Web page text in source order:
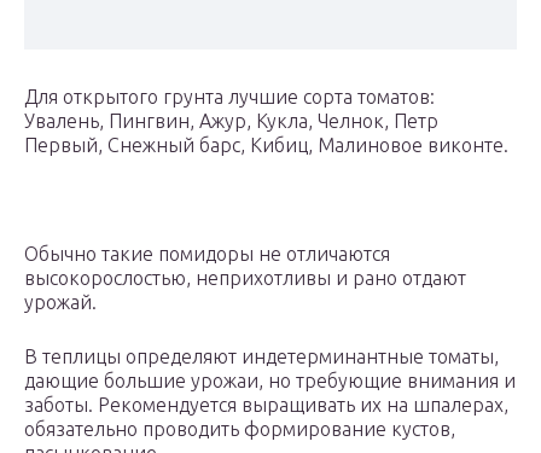
Для открытого грунта лучшие сорта томатов:
Увалень, Пингвин, Ажур, Кукла, Челнок, Петр
Первый, Снежный барс, Кибиц, Малиновое виконте.
Обычно такие помидоры не отличаются
высокорослостью, неприхотливы и рано отдают
урожай.
В теплицы определяют индетерминантные томаты,
дающие большие урожаи, но требующие внимания и
заботы. Рекомендуется выращивать их на шпалерах,
обязательно проводить формирование кустов,